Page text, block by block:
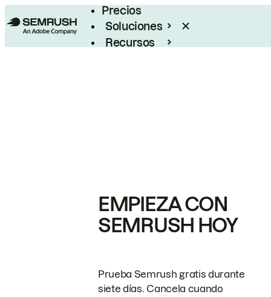
Precios
Soluciones
Recursos
EMPIEZA CON
SEMRUSH HOY
Prueba Semrush gratis durante
siete días. Cancela cuando